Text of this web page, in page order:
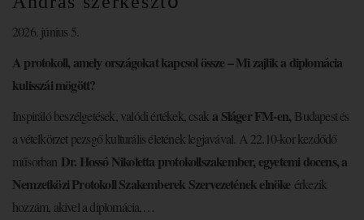
2026. június 5.
A protokoll, amely országokat kapcsol össze – Mi zajlik a diplomácia
kulisszái mögött?
Inspiráló beszélgetések, valódi értékek, csak a Sláger FM-en, Budapest és
a vételkörzet pezsgő kulturális életének legjavával. A 22.10-kor kezdődő
műsorban Dr. Hossó Nikoletta protokollszakember, egyetemi docens, a
Nemzetközi Protokoll Szakemberek Szervezetének elnöke érkezik
hozzám, akivel a diplomácia,…